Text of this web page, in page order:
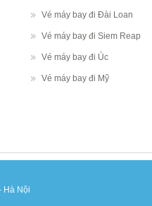
Vé máy bay đi Đài Loan
Vé máy bay đi Siem Reap
Vé máy bay đi Úc
Vé máy bay đi Mỹ
Hà Nội